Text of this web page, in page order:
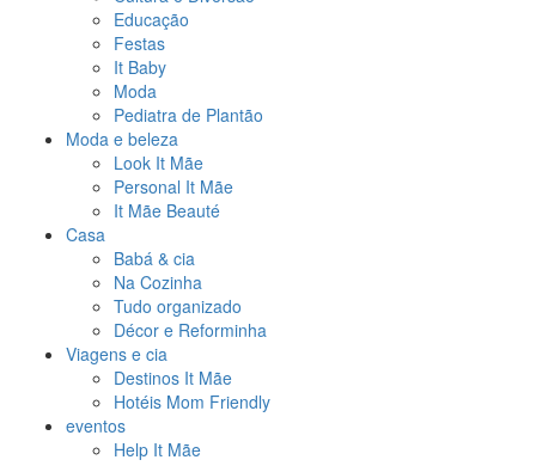
Educação
Festas
It Baby
Moda
Pediatra de Plantão
Moda e beleza
Look It Mãe
Personal It Mãe
It Mãe Beauté
Casa
Babá & cia
Na Cozinha
Tudo organizado
Décor e Reforminha
Viagens e cia
Destinos It Mãe
Hotéis Mom Friendly
eventos
Help It Mãe